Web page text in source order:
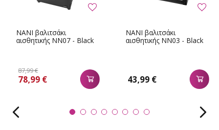
NANI βαλιτσάκι
αισθητικής NN07 - Black
87,99 €
78,99 €
NANI βαλιτσάκι
αισθητικής NN03 - Black
43,99 €